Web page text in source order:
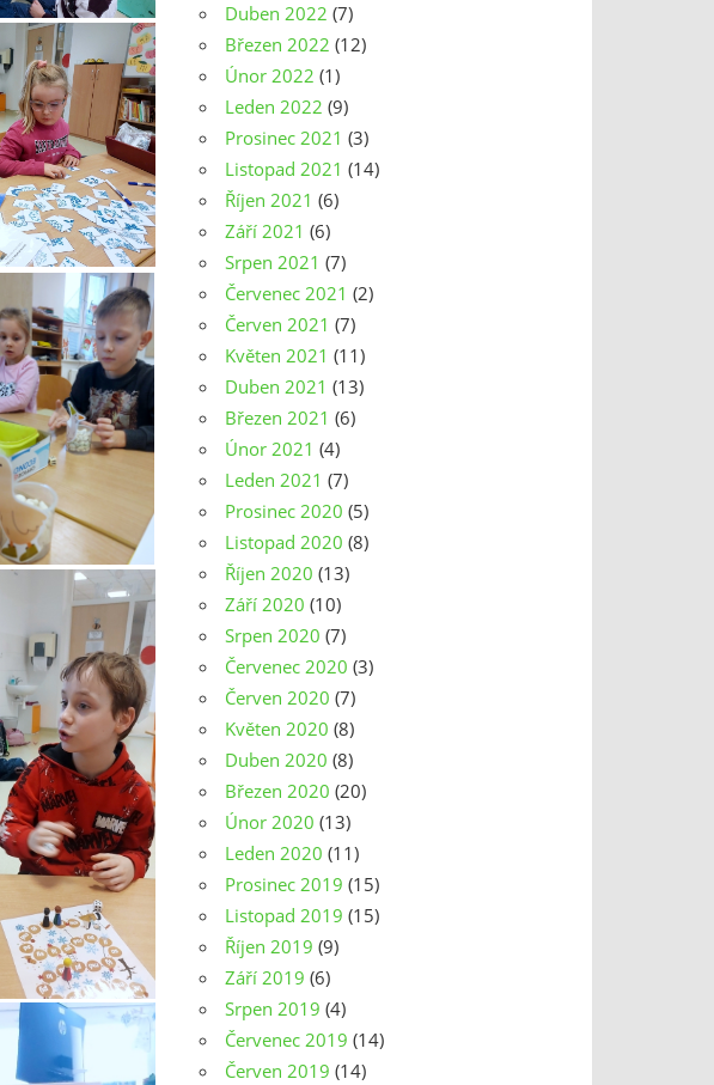
Duben 2022 (7)
Březen 2022 (12)
Únor 2022 (1)
Leden 2022 (9)
Prosinec 2021 (3)
Listopad 2021 (14)
Říjen 2021 (6)
Září 2021 (6)
Srpen 2021 (7)
Červenec 2021 (2)
Červen 2021 (7)
Květen 2021 (11)
Duben 2021 (13)
Březen 2021 (6)
Únor 2021 (4)
Leden 2021 (7)
Prosinec 2020 (5)
Listopad 2020 (8)
Říjen 2020 (13)
Září 2020 (10)
Srpen 2020 (7)
Červenec 2020 (3)
Červen 2020 (7)
Květen 2020 (8)
Duben 2020 (8)
Březen 2020 (20)
Únor 2020 (13)
Leden 2020 (11)
Prosinec 2019 (15)
Listopad 2019 (15)
Říjen 2019 (9)
Září 2019 (6)
Srpen 2019 (4)
Červenec 2019 (14)
Červen 2019 (14)